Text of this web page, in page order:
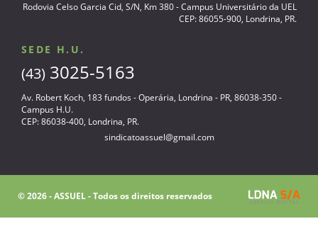
Rodovia Celso Garcia Cid, S/N, Km 380 - Campus Universitário da UEL
CEP: 86055-900, Londrina, PR.
SEDE H.U.
(43) 3025-5163
Av. Robert Koch, 183 fundos - Operária, Londrina - PR, 86038-350 -
Campus H.U.
CEP: 86038-400, Londrina, PR.
sindicatoassuel@gmail.com
© 2026 - ASSUEL - Todos os direitos reservados